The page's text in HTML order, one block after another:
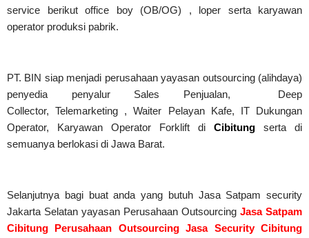
service berikut office boy (OB/OG) , loper serta karyawan
operator produksi pabrik.
PT. BIN siap menjadi perusahaan yayasan outsourcing (alihdaya)
penyedia penyalur Sales Penjualan, Deep
Collector,Telemarketing , Waiter Pelayan Kafe, IT Dukungan
Operator, Karyawan Operator Forklift di Cibitung serta di
semuanya berlokasi di Jawa Barat.
Selanjutnya bagi buat anda yang butuh Jasa Satpam security
Jakarta Selatan yayasan Perusahaan Outsourcing Jasa Satpam
Cibitung Perusahaan Outsourcing Jasa Security Cibitung